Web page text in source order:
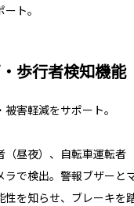
ト。
歩行者検知機能
害軽減をサポート。
（昼夜）、自転車運転者
ラで検出。警報ブザーと
性を知らせ、ブレーキを